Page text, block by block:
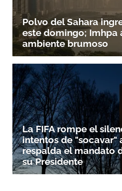
Polvo del Sahara
este domingo; Imhpa
ambiente brumoso
La FIFA rompe el
intentos de "socavar"
respalda el mandato
su Presidente